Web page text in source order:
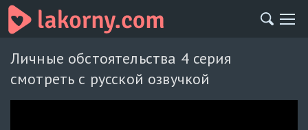
Личные обстоятельства 4 серия
смотреть с русской озвучкой